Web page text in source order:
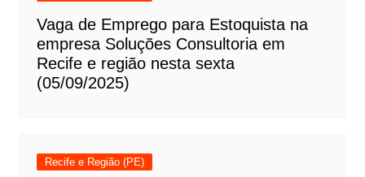
Vaga de Emprego para Estoquista na
empresa Soluções Consultoria em
Recife e região nesta sexta
(05/09/2025)
Recife e Região (PE)